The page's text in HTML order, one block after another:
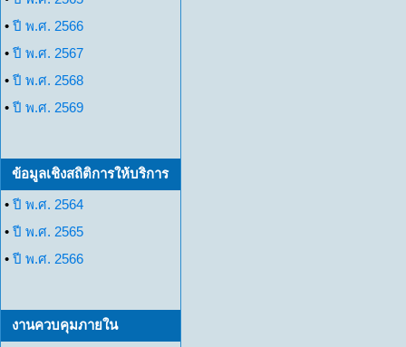
• ปี พ.ศ. 2566
• ปี พ.ศ. 2567
• ปี พ.ศ. 2568
• ปี พ.ศ. 2569
ข้อมูลเชิงสถิติการให้บริการ
• ปี พ.ศ. 2564
• ปี พ.ศ. 2565
• ปี พ.ศ. 2566
งานควบคุมภายใน